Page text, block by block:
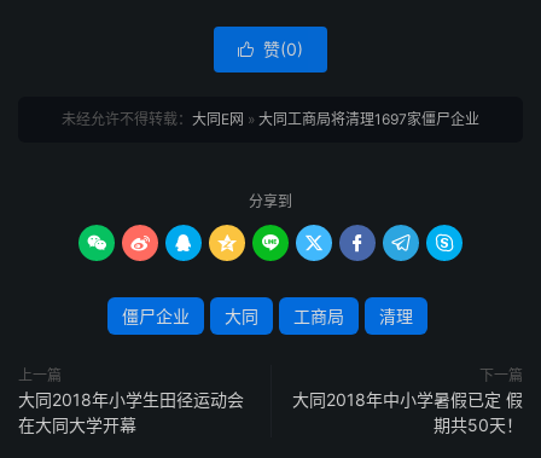
 赞(0)
未经允许不得转载： 大同E网 » 大同工商局将清理1697家僵尸企业
分享到
        
僵尸企业 大同 工商局 清理
上一篇
大同2018年小学生田径运动会
在大同大学开幕
下一篇
大同2018年中小学暑假已定 假
期共50天！